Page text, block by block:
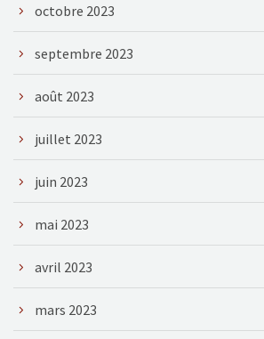
octobre 2023
septembre 2023
août 2023
juillet 2023
juin 2023
mai 2023
avril 2023
mars 2023